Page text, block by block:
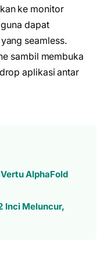
ke monitor
dapat
seamless.
sambil membuka
aplikasi antar
AlphaFold
Inci Meluncur,